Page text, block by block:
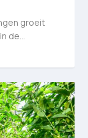
groeit
de...